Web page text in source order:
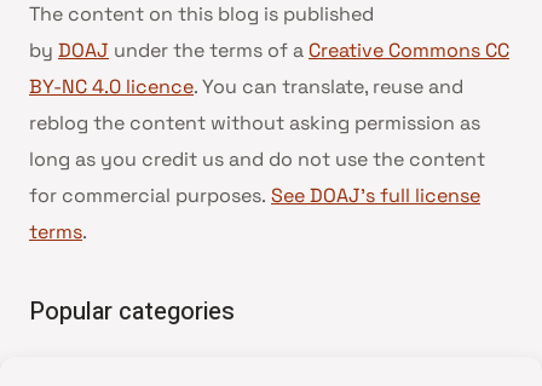
The content on this blog is published
by DOAJ under the terms of a Creative Commons CC
BY-NC 4.0 licence. You can translate, reuse and
reblog the content without asking permission as
long as you credit us and do not use the content
for commercial purposes. See DOAJ’s full license
terms.
Popular categories